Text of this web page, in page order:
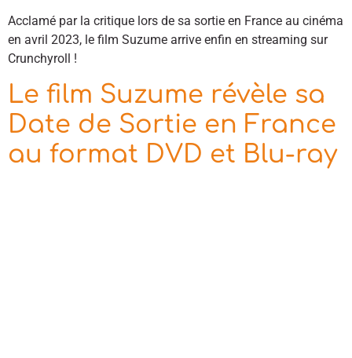
Acclamé par la critique lors de sa sortie en France au cinéma
en avril 2023, le film Suzume arrive enfin en streaming sur
Crunchyroll !
Le film Suzume révèle sa
Date de Sortie en France
au format DVD et Blu-ray